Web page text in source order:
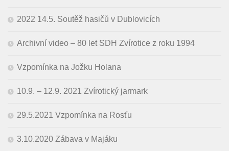
2022 14.5. Soutěž hasičů v Dublovicích
Archivní video – 80 let SDH Zvírotice z roku 1994
Vzpomínka na Jožku Holana
10.9. – 12.9. 2021 Zvírotický jarmark
29.5.2021 Vzpomínka na Rosťu
3.10.2020 Zábava v Majáku